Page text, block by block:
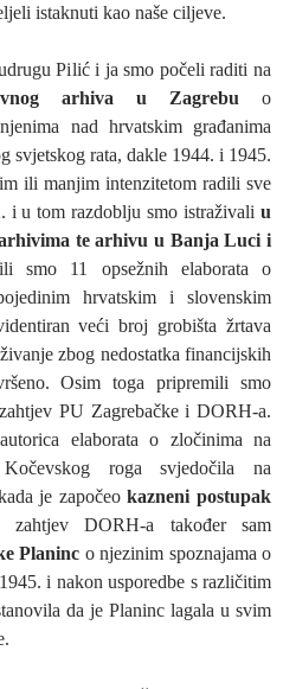
istaknuti kao naše ciljeve.
Pilić i ja smo počeli raditi na
arhiva u Zagrebu o
nad hrvatskim građanima
svjetskog rata, dakle 1944. i 1945.
ili manjim intenzitetom radili sve
i u tom razdoblju smo istraživali u
te arhivu u Banja Luci i
smo 11 opsežnih elaborata o
hrvatskim i slovenskim
veći broj grobišta žrtava
zbog nedostatka financijskih
Osim toga pripremili smo
PU Zagrebačke i DORH-a.
elaborata o zločinima na
roga svjedočila na
je započeokazneni postupak
DORH-a također sam
Planinc o njezinim spoznajama o
i nakon usporedbe s različitim
da je Planinc lagala u svim